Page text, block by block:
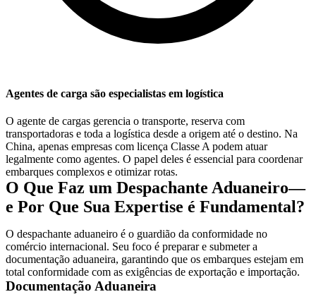
Agentes de carga são especialistas em logística
O agente de cargas gerencia o transporte, reserva com
transportadoras e toda a logística desde a origem até o destino. Na
China, apenas empresas com licença Classe A podem atuar
legalmente como agentes. O papel deles é essencial para coordenar
embarques complexos e otimizar rotas.
O Que Faz um Despachante Aduaneiro—
e Por Que Sua Expertise é Fundamental?
O despachante aduaneiro é o guardião da conformidade no
comércio internacional. Seu foco é preparar e submeter a
documentação aduaneira, garantindo que os embarques estejam em
total conformidade com as exigências de exportação e importação.
Documentação Aduaneira